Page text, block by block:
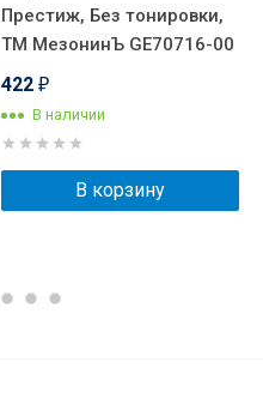
Престиж, Без тонировки,
ТМ МезонинЪ GE70716-00
422 ₽
В наличии
В корзину